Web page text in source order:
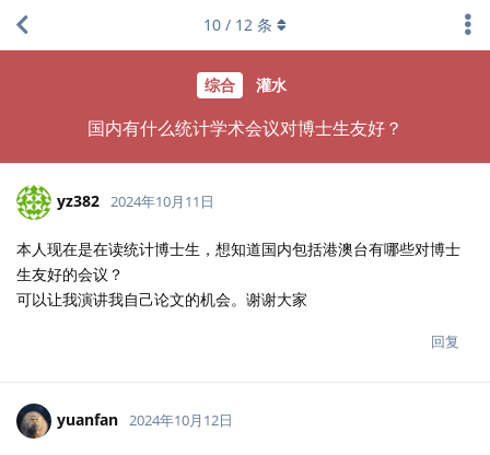
综合 灌水
国内有什么统计学术会议对博士生友好？
10 / 12 条
yz382 2024年10月11日
本人现在是在读统计博士生，想知道国内包括港澳台有哪些对博士
生友好的会议？
可以让我演讲我自己论文的机会。谢谢大家
回复
yuanfan 2024年10月12日